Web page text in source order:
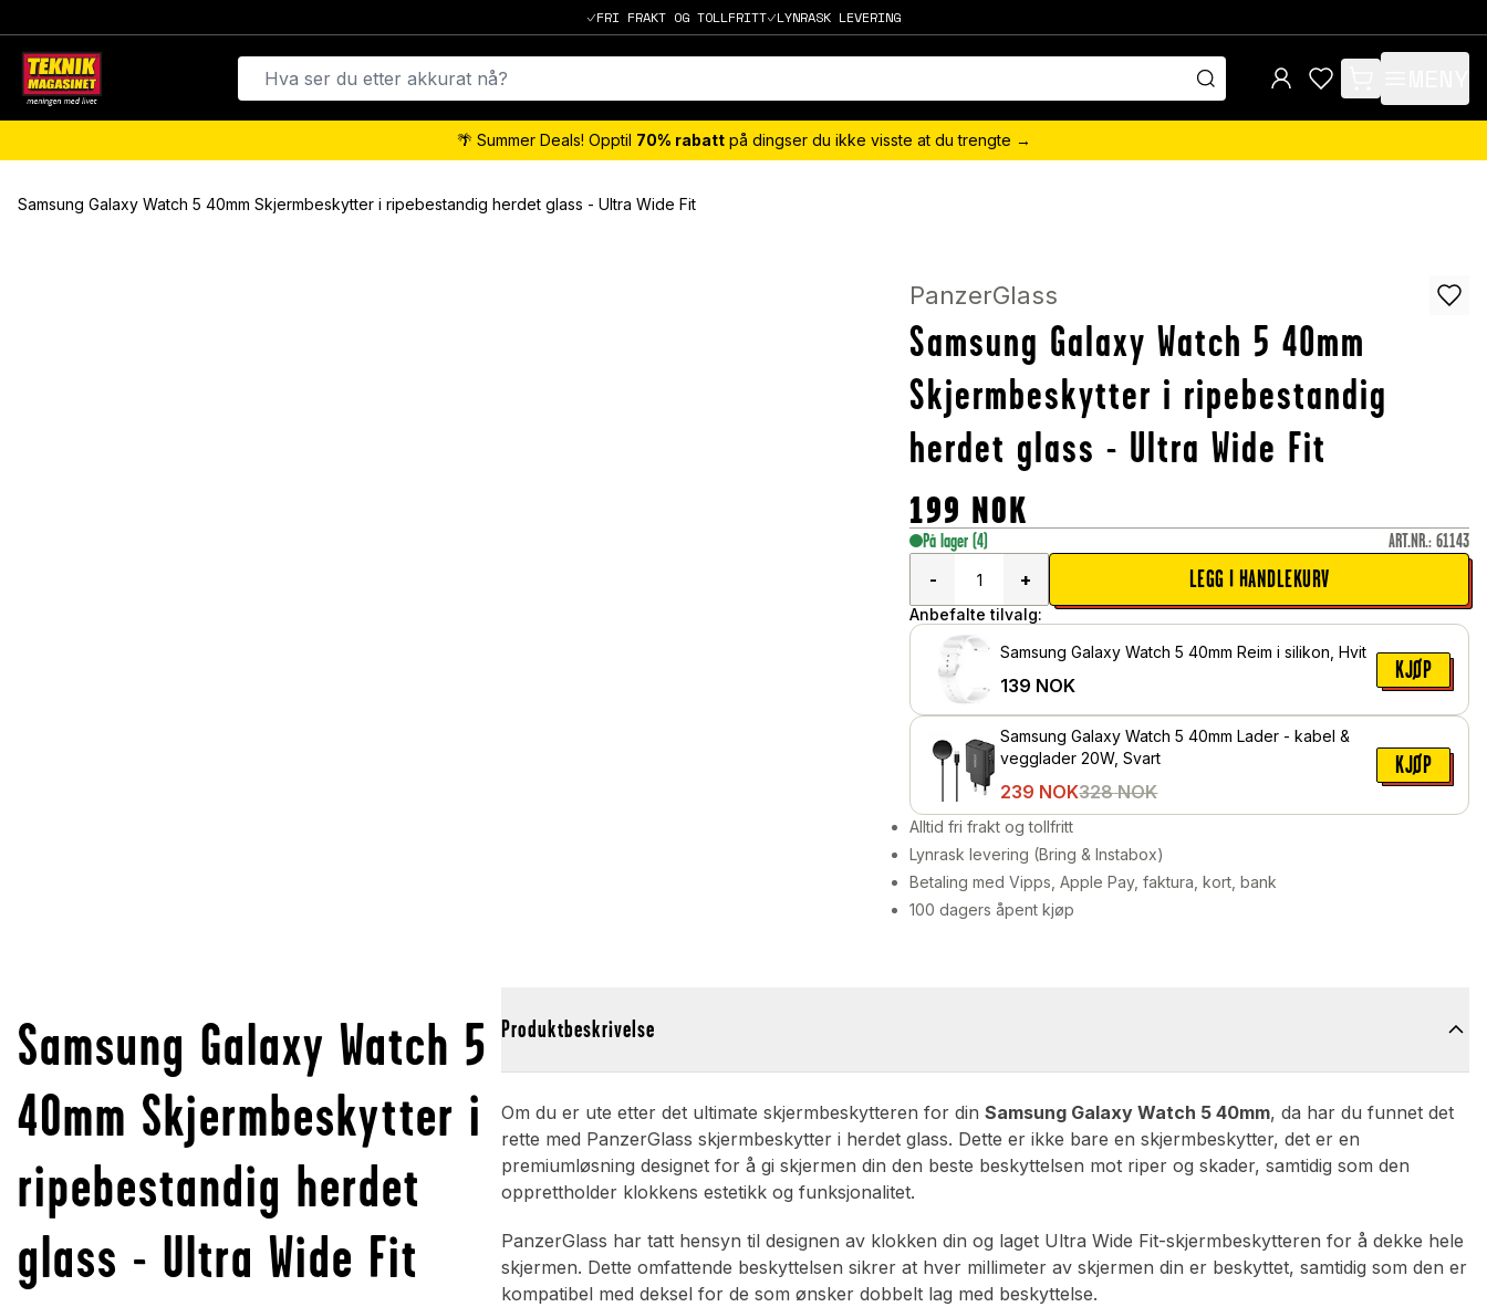
FRI FRAKT OG TOLLFRITT LYNRASK LEVERING
items in cart, view
🌴 Summer Deals! Opptil 70% rabattpå dingser du ikke visste at du trengte →
Samsung Galaxy Watch 5 40mm Skjermbeskytter i ripebestandig herdet glass - Ultra Wide Fit
PanzerGlass
Samsung Galaxy Watch 5 40mm
Skjermbeskytter i ripebestandig
herdet glass - Ultra Wide Fit
199 NOK
På lager (4) ART.NR.: 61143
-
+ LEGG I HANDLEKURV
Anbefalte tilvalg:
Samsung Galaxy Watch 5 40mm Reim i silikon, Hvit
139 NOK
KJØP
Samsung Galaxy Watch 5 40mm Lader - kabel &
vegglader 20W, Svart
239 NOK328 NOK
KJØP
Alltid fri frakt og tollfritt
Lynrask levering (Bring & Instabox)
Betaling med Vipps, Apple Pay, faktura, kort, bank
100 dagers åpent kjøp
Samsung Galaxy Watch 5
40mm Skjermbeskytter i
ripebestandig herdet
glass - Ultra Wide Fit
Produktbeskrivelse
Om du er ute etter det ultimate skjermbeskytteren for dinSamsung Galaxy Watch 5 40mm, da har du funnet det
rette med PanzerGlass skjermbeskytter i herdet glass. Dette er ikke bare en skjermbeskytter, det er en
premiumløsning designet for å gi skjermen din den beste beskyttelsen mot riper og skader, samtidig som den
opprettholder klokkens estetikk og funksjonalitet.
PanzerGlass har tatt hensyn til designen av klokken din og laget Ultra Wide Fit-skjermbeskytteren for å dekke hele
skjermen. Dette omfattende beskyttelsen sikrer at hver millimeter av skjermen din er beskyttet, samtidig som den er
kompatibel med deksel for de som ønsker dobbelt lag med beskyttelse.